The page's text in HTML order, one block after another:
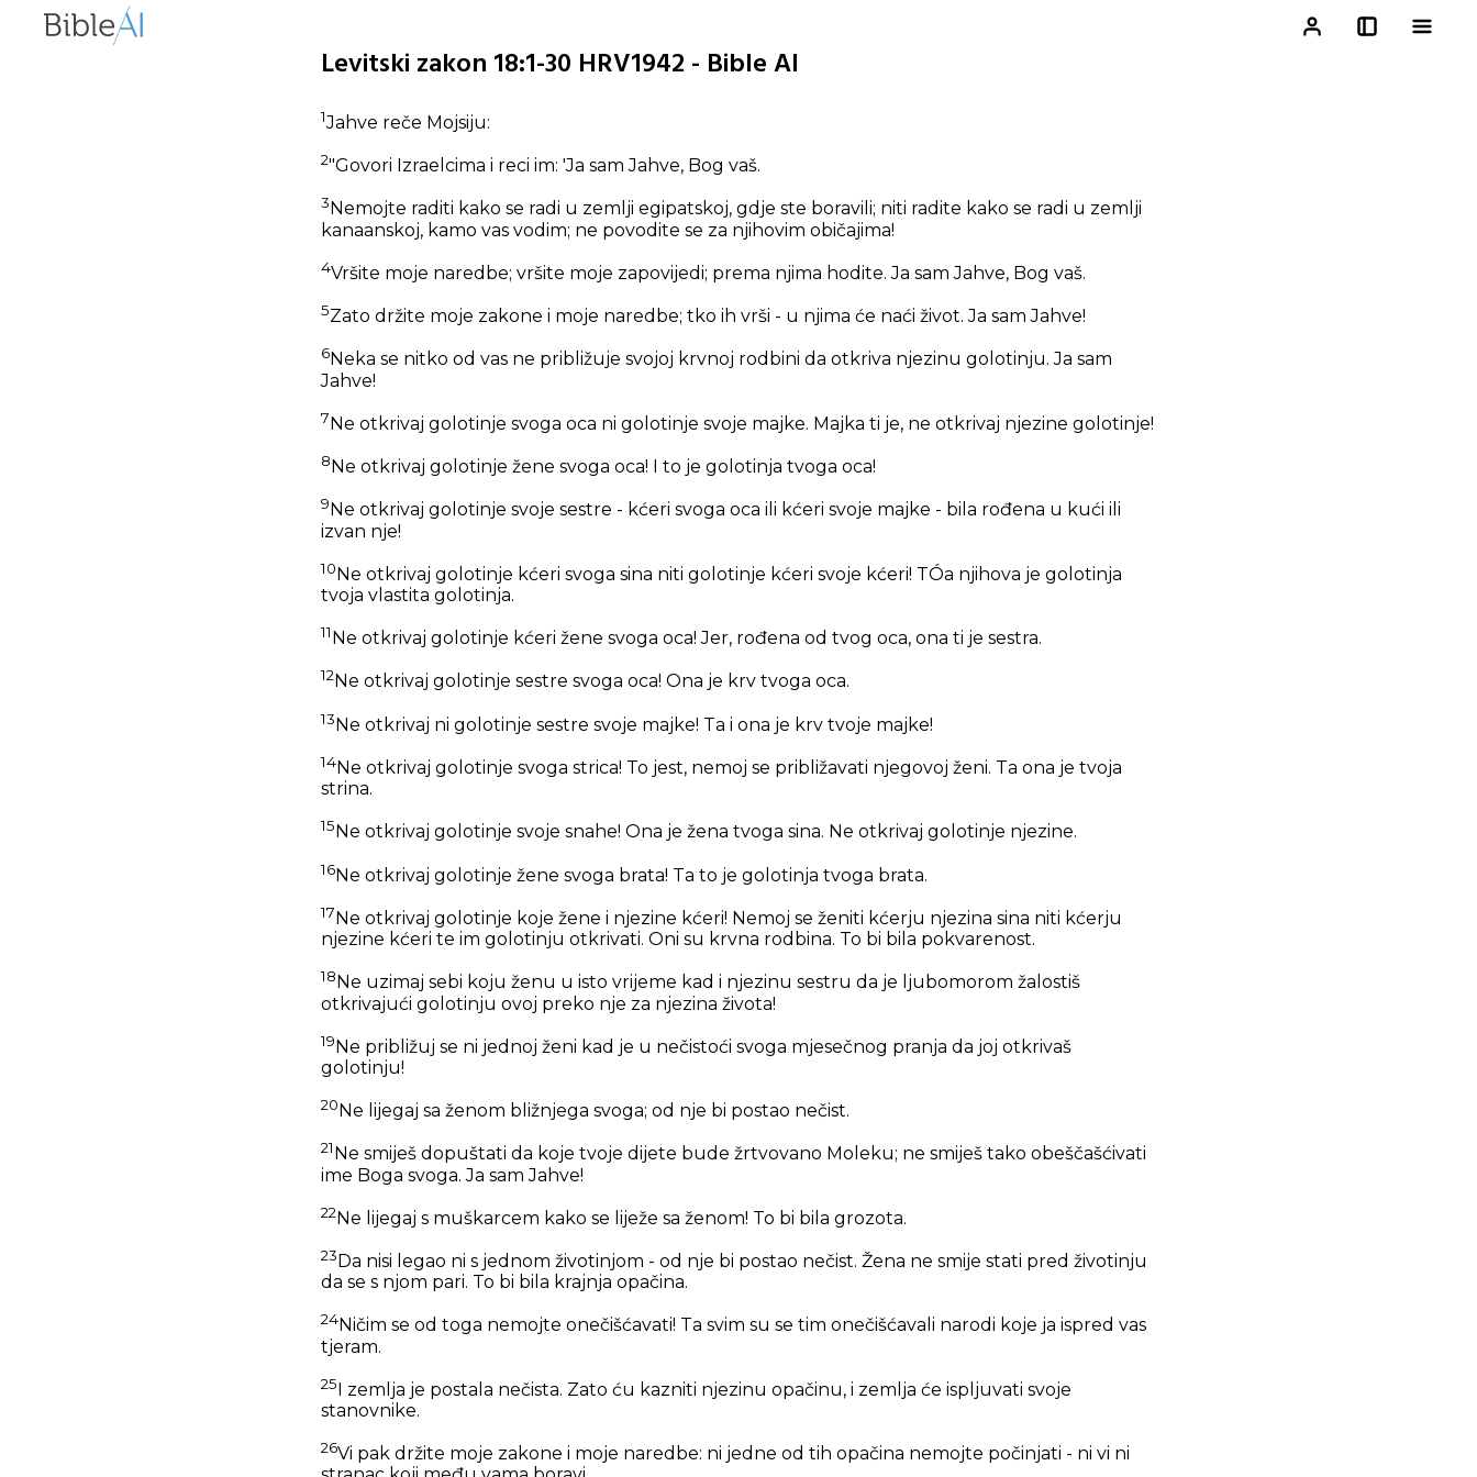
Levitski zakon 18:1-30 HRV1942 - Bible AI
1Jahve reče Mojsiju:
2"Govori Izraelcima i reci im: 'Ja sam Jahve, Bog vaš.
3 Nemojte raditi kako se radi u zemlji egipatskoj, gdje ste boravili; niti radite kako se radi u zemlji
kanaanskoj, kamo vas vodim; ne povodite se za njihovim običajima!
4Vršite moje naredbe; vršite moje zapovijedi; prema njima hodite. Ja sam Jahve, Bog vaš.
5Zato držite moje zakone i moje naredbe; tko ih vrši - u njima će naći život. Ja sam Jahve!
6Neka se nitko od vas ne približuje svojoj krvnoj rodbini da otkriva njezinu golotinju. Ja sam
Jahve!
7Ne otkrivaj golotinje svoga oca ni golotinje svoje majke. Majka ti je, ne otkrivaj njezine golotinje!
8 Ne otkrivaj golotinje žene svoga oca! I to je golotinja tvoga oca!
9 Ne otkrivaj golotinje svoje sestre - kćeri svoga oca ili kćeri svoje majke - bila rođena u kući ili
izvan nje!
10Ne otkrivaj golotinje kćeri svoga sina niti golotinje kćeri svoje kćeri! TÓa njihova je golotinja
tvoja vlastita golotinja.
11 Ne otkrivaj golotinje kćeri žene svoga oca! Jer, rođena od tvog oca, ona ti je sestra.
12Ne otkrivaj golotinje sestre svoga oca! Ona je krv tvoga oca.
13Ne otkrivaj ni golotinje sestre svoje majke! Ta i ona je krv tvoje majke!
14Ne otkrivaj golotinje svoga strica! To jest, nemoj se približavati njegovoj ženi. Ta ona je tvoja
strina.
15 Ne otkrivaj golotinje svoje snahe! Ona je žena tvoga sina. Ne otkrivaj golotinje njezine.
16Ne otkrivaj golotinje žene svoga brata! Ta to je golotinja tvoga brata.
17 Ne otkrivaj golotinje koje žene i njezine kćeri! Nemoj se ženiti kćerju njezina sina niti kćerju
njezine kćeri te im golotinju otkrivati. Oni su krvna rodbina. To bi bila pokvarenost.
18 Ne uzimaj sebi koju ženu u isto vrijeme kad i njezinu sestru da je ljubomorom žalostiš
otkrivajući golotinju ovoj preko nje za njezina života!
19Ne približuj se ni jednoj ženi kad je u nečistoći svoga mjesečnog pranja da joj otkrivaš
golotinju!
20 Ne lijegaj sa ženom bližnjega svoga; od nje bi postao nečist.
21 Ne smiješ dopuštati da koje tvoje dijete bude žrtvovano Moleku; ne smiješ tako obeščašćivati
ime Boga svoga. Ja sam Jahve!
22Ne lijegaj s muškarcem kako se liježe sa ženom! To bi bila grozota.
23 Da nisi legao ni s jednom životinjom - od nje bi postao nečist. Žena ne smije stati pred životinju
da se s njom pari. To bi bila krajnja opačina.
24Ničim se od toga nemojte onečišćavati! Ta svim su se tim onečišćavali narodi koje ja ispred vas
tjeram.
25I zemlja je postala nečista. Zato ću kazniti njezinu opačinu, i zemlja će ispljuvati svoje
stanovnike.
26Vi pak držite moje zakone i moje naredbe: ni jedne od tih opačina nemojte počinjati - ni vi ni